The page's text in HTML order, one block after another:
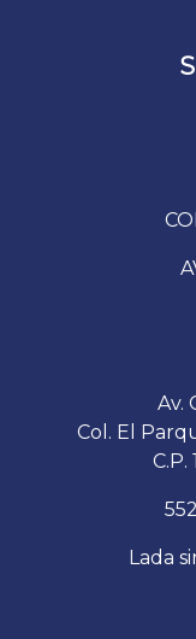
Av.
Col. El
C.P.
Lada